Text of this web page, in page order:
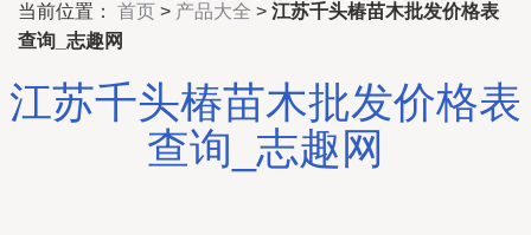
当前位置： 首页 > 产品大全 > 江苏千头椿苗木批发价格表
查询_志趣网
江苏千头椿苗木批发价格表
查询_志趣网